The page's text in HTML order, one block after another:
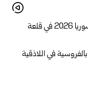
كتب الأطفال واليافعين تُغني مهرجان صيف سوريا 2026 في قلعة